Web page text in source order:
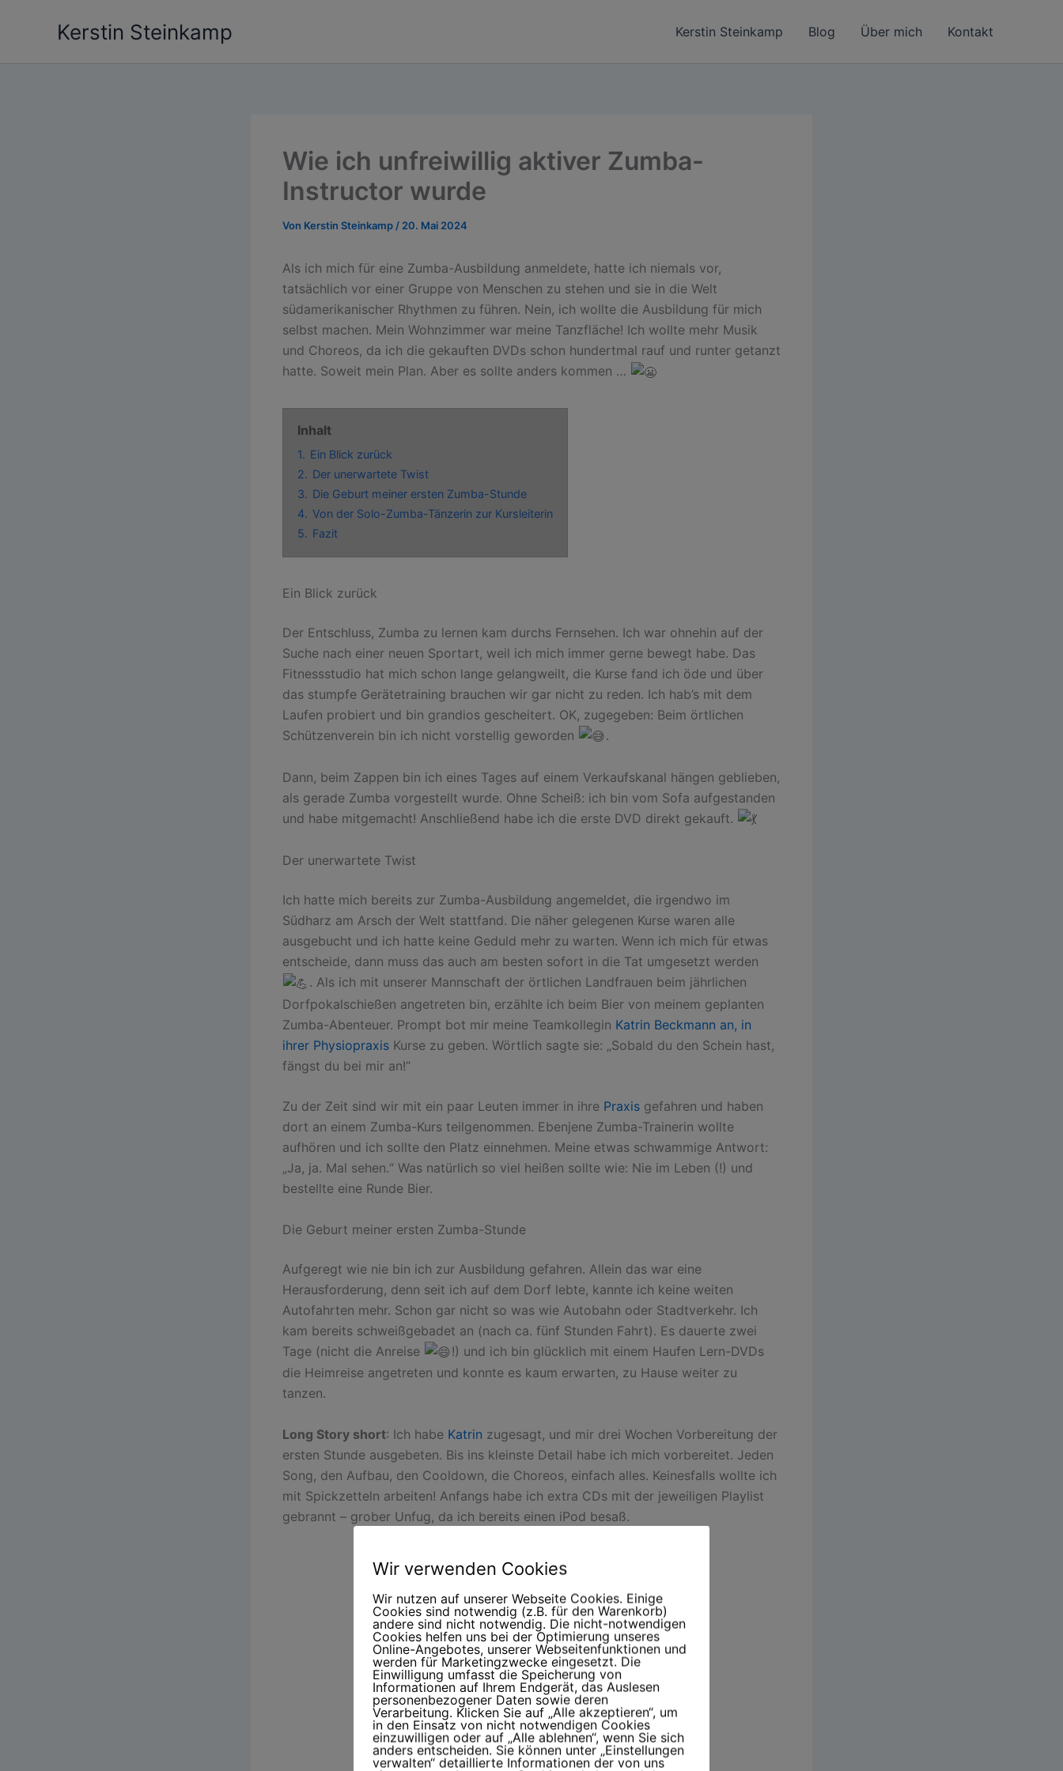
Kerstin Steinkamp Kerstin Steinkamp Blog Über mich Kontakt
Wie ich unfreiwillig aktiver Zumba-
Instructor wurde
Von Kerstin Steinkamp / 20. Mai 2024
Als ich mich für eine Zumba-Ausbildung anmeldete, hatte ich niemals vor,
tatsächlich vor einer Gruppe von Menschen zu stehen und sie in die Welt
südamerikanischer Rhythmen zu führen. Nein, ich wollte die Ausbildung für mich
selbst machen. Mein Wohnzimmer war meine Tanzfläche! Ich wollte mehr Musik
und Choreos, da ich die gekauften DVDs schon hundertmal rauf und runter getanzt
hatte. Soweit mein Plan. Aber es sollte anders kommen …
Inhalt
1. Ein Blick zurück
2. Der unerwartete Twist
3. Die Geburt meiner ersten Zumba-Stunde
4. Von der Solo-Zumba-Tänzerin zur Kursleiterin
5. Fazit
Ein Blick zurück
Der Entschluss, Zumba zu lernen kam durchs Fernsehen. Ich war ohnehin auf der
Suche nach einer neuen Sportart, weil ich mich immer gerne bewegt habe. Das
Fitnessstudio hat mich schon lange gelangweilt, die Kurse fand ich öde und über
das stumpfe Gerätetraining brauchen wir gar nicht zu reden. Ich hab’s mit dem
Laufen probiert und bin grandios gescheitert. OK, zugegeben: Beim örtlichen
Schützenverein bin ich nicht vorstellig geworden
.
Dann, beim Zappen bin ich eines Tages auf einem Verkaufskanal hängen geblieben,
als gerade Zumba vorgestellt wurde. Ohne Scheiß: ich bin vom Sofa aufgestanden
und habe mitgemacht! Anschließend habe ich die erste DVD direkt gekauft.
Der unerwartete Twist
Ich hatte mich bereits zur Zumba-Ausbildung angemeldet, die irgendwo im
Südharz am Arsch der Welt stattfand. Die näher gelegenen Kurse waren alle
ausgebucht und ich hatte keine Geduld mehr zu warten. Wenn ich mich für etwas
entscheide, dann muss das auch am besten sofort in die Tat umgesetzt werden
. Als ich mit unserer Mannschaft der örtlichen Landfrauen beim jährlichen
Dorfpokalschießen angetreten bin, erzählte ich beim Bier von meinem geplanten
Zumba-Abenteuer. Prompt bot mir meine Teamkollegin Katrin Beckmann an, in
ihrer Physiopraxis Kurse zu geben. Wörtlich sagte sie: „Sobald du den Schein hast,
fängst du bei mir an!“
Zu der Zeit sind wir mit ein paar Leuten immer in ihre Praxis gefahren und haben
dort an einem Zumba-Kurs teilgenommen. Ebenjene Zumba-Trainerin wollte
aufhören und ich sollte den Platz einnehmen. Meine etwas schwammige Antwort:
„Ja, ja. Mal sehen.“ Was natürlich so viel heißen sollte wie: Nie im Leben (!) und
bestellte eine Runde Bier.
Die Geburt meiner ersten Zumba-Stunde
Aufgeregt wie nie bin ich zur Ausbildung gefahren. Allein das war eine
Herausforderung, denn seit ich auf dem Dorf lebte, kannte ich keine weiten
Autofahrten mehr. Schon gar nicht so was wie Autobahn oder Stadtverkehr. Ich
kam bereits schweißgebadet an (nach ca. fünf Stunden Fahrt). Es dauerte zwei
Tage (nicht die Anreise
!) und ich bin glücklich mit einem Haufen Lern-DVDs
die Heimreise angetreten und konnte es kaum erwarten, zu Hause weiter zu
tanzen.
Long Story short: Ich habe Katrin zugesagt, und mir drei Wochen Vorbereitung der
ersten Stunde ausgebeten. Bis ins kleinste Detail habe ich mich vorbereitet. Jeden
Song, den Aufbau, den Cooldown, die Choreos, einfach alles. Keinesfalls wollte ich
mit Spickzetteln arbeiten! Anfangs habe ich extra CDs mit der jeweiligen Playlist
gebrannt – grober Unfug, da ich bereits einen iPod besaß.
Wir verwenden Cookies
Wir nutzen auf unserer Webseite Cookies. Einige
Cookies sind notwendig (z.B. für den Warenkorb)
andere sind nicht notwendig. Die nicht-notwendigen
Cookies helfen uns bei der Optimierung unseres
Online-Angebotes, unserer Webseitenfunktionen und
werden für Marketingzwecke eingesetzt. Die
Einwilligung umfasst die Speicherung von
Informationen auf Ihrem Endgerät, das Auslesen
personenbezogener Daten sowie deren
Verarbeitung. Klicken Sie auf „Alle akzeptieren“, um
in den Einsatz von nicht notwendigen Cookies
einzuwilligen oder auf „Alle ablehnen“, wenn Sie sich
anders entscheiden. Sie können unter „Einstellungen
verwalten“ detaillierte Informationen der von uns